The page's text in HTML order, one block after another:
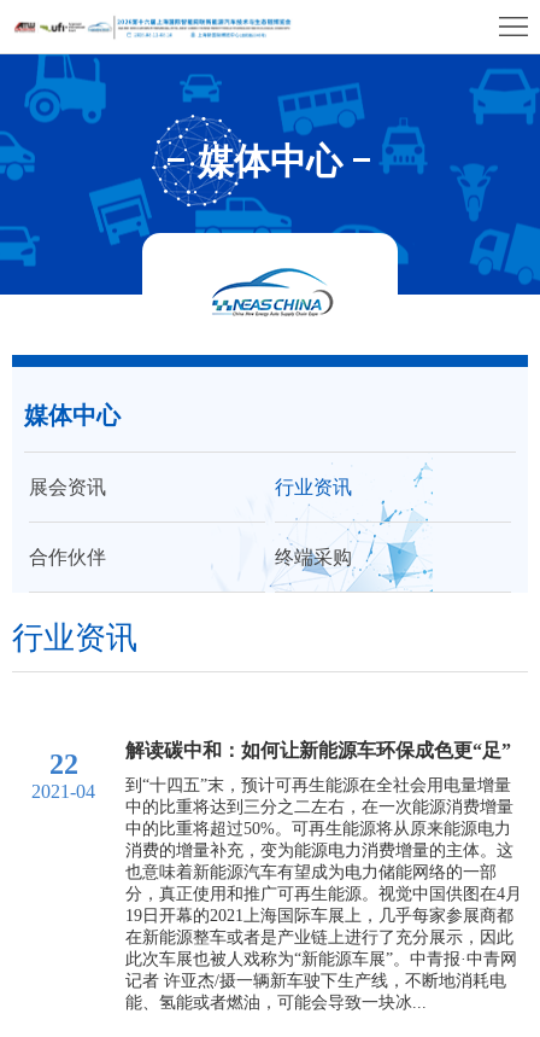
首
于
会
展
中
心
众
心
展
场
期
媒
展
媒体中心
媒体中心
展会资讯 行业资讯
合作伙伴 终端采购
行业资讯
22
2021-04
解读碳中和：如何让新能源车环保成色更“足”
到“十四五”末，预计可再生能源在全社会用电量增量
中的比重将达到三分之二左右，在一次能源消费增量
中的比重将超过50%。可再生能源将从原来能源电力
消费的增量补充，变为能源电力消费增量的主体。这
也意味着新能源汽车有望成为电力储能网络的一部
分，真正使用和推广可再生能源。视觉中国供图在4月
19日开幕的2021上海国际车展上，几乎每家参展商都
在新能源整车或者是产业链上进行了充分展示，因此
此次车展也被人戏称为“新能源车展”。中青报·中青网
记者 许亚杰/摄一辆新车驶下生产线，不断地消耗电
能、氢能或者燃油，可能会导致一块冰...